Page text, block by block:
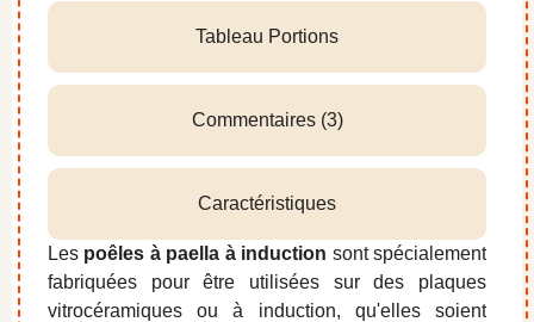
Caractéristiques
Commentaires (3)
Tableau Portions
Les poêles à paella à induction sont spécialement
fabriquées pour être utilisées sur des plaques
vitrocéramiques ou à induction, qu'elles soient